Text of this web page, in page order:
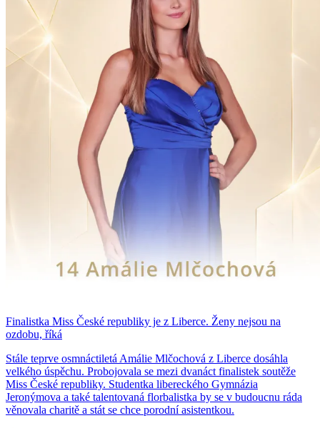
Finalistka Miss České republiky je z Liberce. Ženy nejsou na
ozdobu, říká
Stále teprve osmnáctiletá Amálie Mlčochová z Liberce dosáhla
velkého úspěchu. Probojovala se mezi dvanáct finalistek soutěže
Miss České republiky. Studentka libereckého Gymnázia
Jeronýmova a také talentovaná florbalistka by se v budoucnu ráda
věnovala charitě a stát se chce porodní asistentkou.